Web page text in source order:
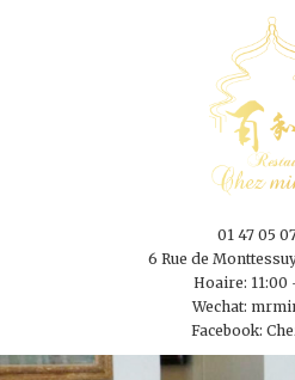
01 47 05
6 Rue de
Hoaire: 11:00
Wechat:
Facebook: